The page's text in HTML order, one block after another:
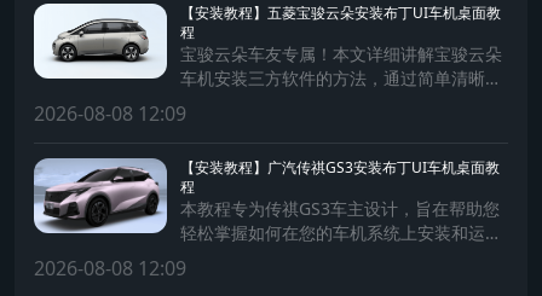
【安装教程】五菱宝骏云朵安装布丁UI车机桌面教
程
宝骏云朵车友专属！本文详细讲解宝骏云朵
车机安装三方软件的方法，通过简单清晰的
步骤，助您轻松为车机安装软件，拓展车机
系统功能，提升驾驶体验。
2026-08-08 12:09
【安装教程】广汽传祺GS3安装布丁UI车机桌面教
程
本教程专为传祺GS3车主设计，旨在帮助您
轻松掌握如何在您的车机系统上安装和运行
第三方软件。通过简单易懂的步骤，确保每
位车主都能安全、快捷地扩展车机功能，享
2026-08-08 12:09